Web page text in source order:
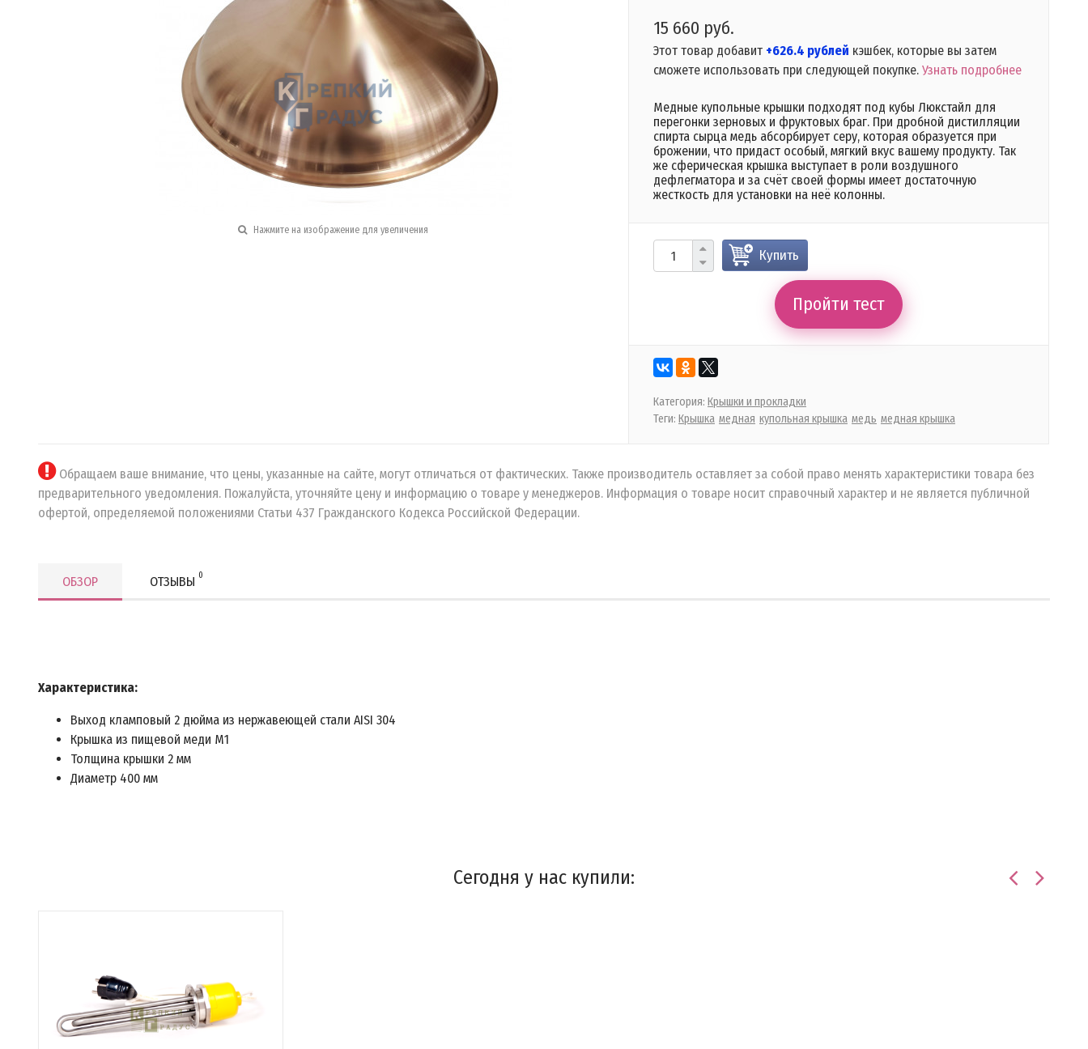
Нажмите на изображение для увеличения
15 660 руб.
Этот товар добавит +626.4 рублей кэшбек, которые вы затем
сможете использовать при следующей покупке. Узнать подробнее
Медные купольные крышки подходят под кубы Люкстайл для
перегонки зерновых и фруктовых браг. При дробной дистилляции
спирта сырца медь абсорбирует серу, которая образуется при
брожении, что придаст особый, мягкий вкус вашему продукту. Так
же сферическая крышка выступает в роли воздушного
дефлегматора и за счёт своей формы имеет достаточную
жесткость для установки на неё колонны.
Купить
Пройти тест
Категория: Крышки и прокладки
Теги: Крышка медная купольная крышка медь медная крышка
Обращаем ваше внимание, что цены, указанные на сайте, могут отличаться от фактических. Также производитель оставляет за собой право менять характеристики товара без
предварительного уведомления. Пожалуйста, уточняйте цену и информацию о товаре у менеджеров. Информация о товаре носит справочный характер и не является публичной
офертой, определяемой положениями Статьи 437 Гражданского Кодекса Российской Федерации.
ОБЗОР ОТЗЫВЫ 0
Характеристика:
Выход кламповый 2 дюйма из нержавеющей стали AISI 304
Крышка из пищевой меди М1
Толщина крышки 2 мм
Диаметр 400 мм
Сегодня у нас купили: